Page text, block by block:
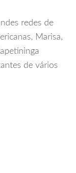
redes de
Marisa,
de vários